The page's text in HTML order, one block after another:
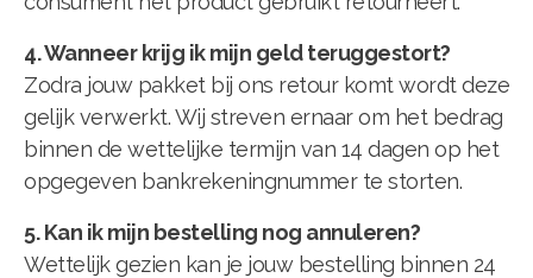
4. Wanneer krijg ik mijn geld teruggestort?
Zodra jouw pakket bij ons retour komt wordt deze
gelijk verwerkt. Wij streven ernaar om het bedrag
binnen de wettelijke termijn van 14 dagen op het
opgegeven bankrekeningnummer te storten.
5. Kan ik mijn bestelling nog annuleren?
Wettelijk gezien kan je jouw bestelling binnen 24